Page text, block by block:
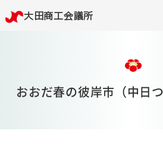
大田商工会議所
おおだ春の彼岸市（中日